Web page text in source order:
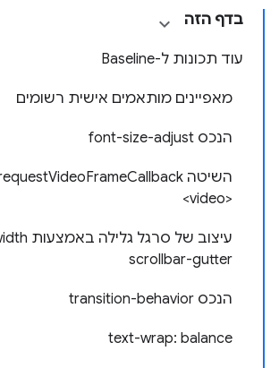
בדף הזה
עוד תכונות ל-Baseline
מאפיינים מותאמים אישית רשומים
הנכס font-size-adjust
<video>
scrollbar-gutter
הנכס transition-behavior
text-wrap: balance